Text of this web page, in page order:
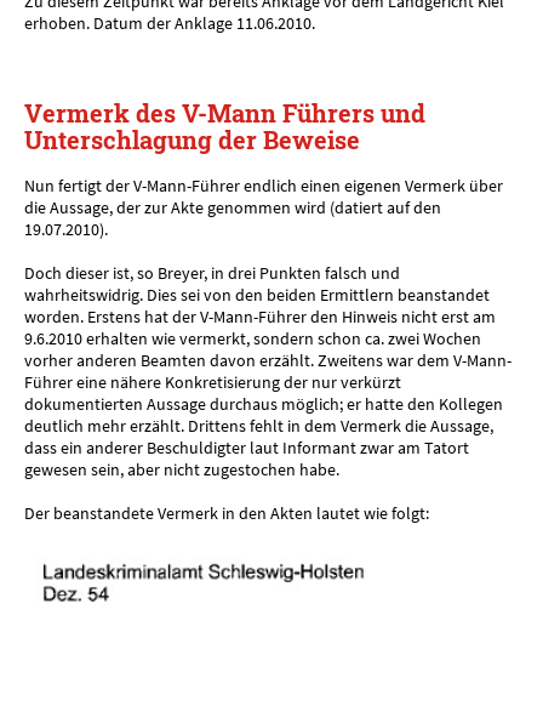
erhoben. Datum der Anklage 11.06.2010.
Vermerk des V-Mann Führers und
Unterschlagung der Beweise
Nun fertigt der V-Mann-Führer endlich einen eigenen Vermerk über
die Aussage, der zur Akte genommen wird (datiert auf den
19.07.2010).
Doch dieser ist, so Breyer, in drei Punkten falsch und
wahrheitswidrig. Dies sei von den beiden Ermittlern beanstandet
worden. Erstens hat der V-Mann-Führer den Hinweis nicht erst am
9.6.2010 erhalten wie vermerkt, sondern schon ca. zwei Wochen
vorher anderen Beamten davon erzählt. Zweitens war dem V-Mann-
Führer eine nähere Konkretisierung der nur verkürzt
dokumentierten Aussage durchaus möglich; er hatte den Kollegen
deutlich mehr erzählt. Drittens fehlt in dem Vermerk die Aussage,
dass ein anderer Beschuldigter laut Informant zwar am Tatort
gewesen sein, aber nicht zugestochen habe.
Der beanstandete Vermerk in den Akten lautet wie folgt: